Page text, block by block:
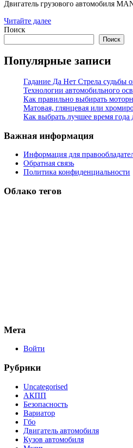
Двигатель грузового автомобиля
Читайте далее
Поиск
Поиск
Популярные записи
Гадание Да Нет Стрела судьбы
Технологии автомобильного
Как правильно выбирать
Матовая, глянцевая или
Как выбрать лучшее время
Важная информация
Информация для
Обратная связь
Политика конфиденциальности
Облако тегов
Мета
Войти
Рубрики
Uncategorised
АКПП
Безопасность
Вариатор
Гбо
Двигатель автомобиля
Кузов автомобиля